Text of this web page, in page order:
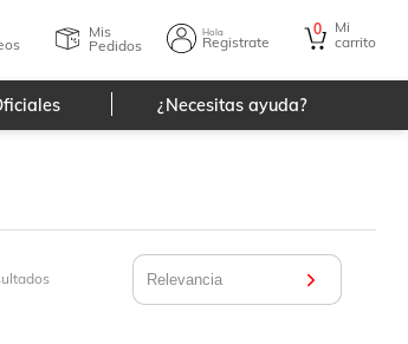
Mis
Pedidos
Hola
Registrate
0
Mi
carrito
¿Necesitas ayuda?